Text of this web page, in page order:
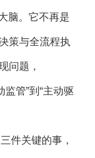
脑。它不再是
策与全流程执
问题，
管”到“主动驱
件关键的事，